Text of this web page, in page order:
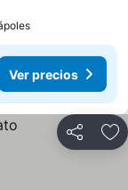
Ver precios
Compartir